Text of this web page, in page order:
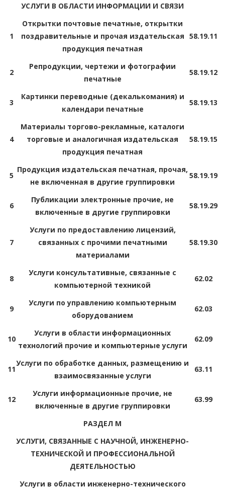
УСЛУГИ В ОБЛАСТИ ИНФОРМАЦИИ И СВЯЗИ
1
Открытки почтовые печатные, открытки
поздравительные и прочая издательская
продукция печатная
58.19.11
2
Репродукции, чертежи и фотографии
печатные
58.19.12
3
Картинки переводные (декалькомания) и
календари печатные
58.19.13
4
Материалы торгово-рекламные, каталоги
торговые и аналогичная издательская
продукция печатная
58.19.15
5
Продукция издательская печатная, прочая,
не включенная в другие группировки
58.19.19
6
Публикации электронные прочие, не
включенные в другие группировки
58.19.29
7
Услуги по предоставлению лицензий,
связанных с прочими печатными
материалами
58.19.30
8
Услуги консультативные, связанные с
компьютерной техникой
62.02
9
Услуги по управлению компьютерным
оборудованием
62.03
10
Услуги в области информационных
технологий прочие и компьютерные услуги
62.09
11
Услуги по обработке данных, размещению и
взаимосвязанные услуги
63.11
12
Услуги информационные прочие, не
включенные в другие группировки
63.99
РАЗДЕЛ M
УСЛУГИ, СВЯЗАННЫЕ С НАУЧНОЙ, ИНЖЕНЕРНО-
ТЕХНИЧЕСКОЙ И ПРОФЕССИОНАЛЬНОЙ
ДЕЯТЕЛЬНОСТЬЮ
Услуги в области инженерно-технического